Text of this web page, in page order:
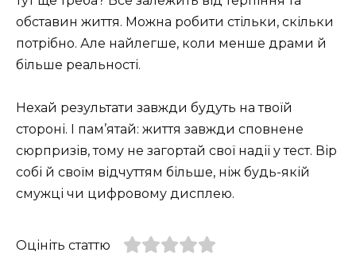
обставин життя. Можна робити стільки, скільки
потрібно. Але найлегше, коли менше драми й
більше реальності.
Нехай результати завжди будуть на твоїй
стороні. І пам’ятай: життя завжди сповнене
сюрпризів, тому не загортай свої надії у тест. Вір
собі й своїм відчуттям більше, ніж будь-якій
смужці чи цифровому дисплею.
Оцініть статтю